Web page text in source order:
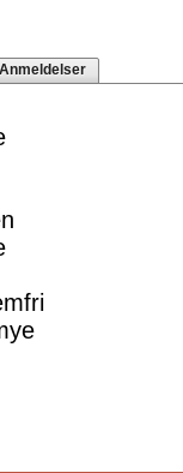
Anmeldelser